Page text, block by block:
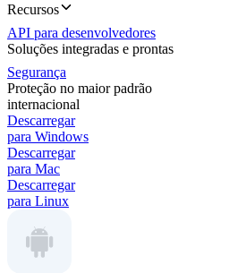
Recursos
API para desenvolvedores
Soluções integradas e prontas
Segurança
Proteção no maior padrão
internacional
Descarregar
para Windows
Descarregar
para Mac
Descarregar
para Linux